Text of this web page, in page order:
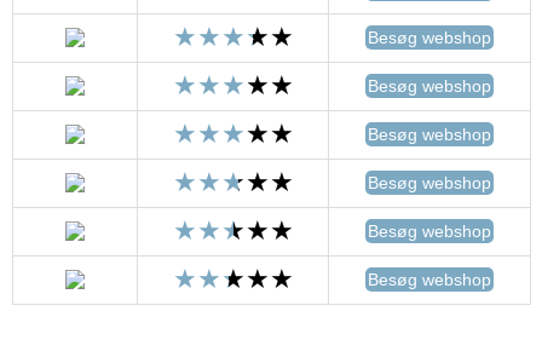
Besøg webshop
Besøg webshop
Besøg webshop
Besøg webshop
Besøg webshop
Besøg webshop